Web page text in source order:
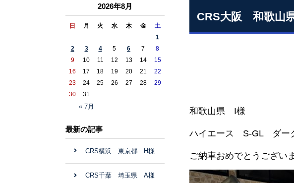
CRS大阪 和歌山
和歌山県 I様
ハイエース S-GL ダー
ご納車おめでとうござい
2026年8月
日 月 火 水 木 金 土
« 7月
1
2
3 4 5 6 7
8
9
10 11 12 13 14
15
16
17 18 19 20 21
22
23
24 25 26 27 28
29
30
31
最新の記事
CRS横浜 東京都 H様
CRS千葉 埼玉県 A様